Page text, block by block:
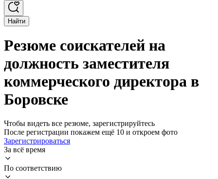
Найти
Резюме соискателей на
должность заместителя
коммерческого директора в
Боровске
Чтобы видеть все резюме, зарегистрируйтесь
После регистрации покажем ещё 10 и откроем фото
Зарегистрироваться
За всё время
По соответствию